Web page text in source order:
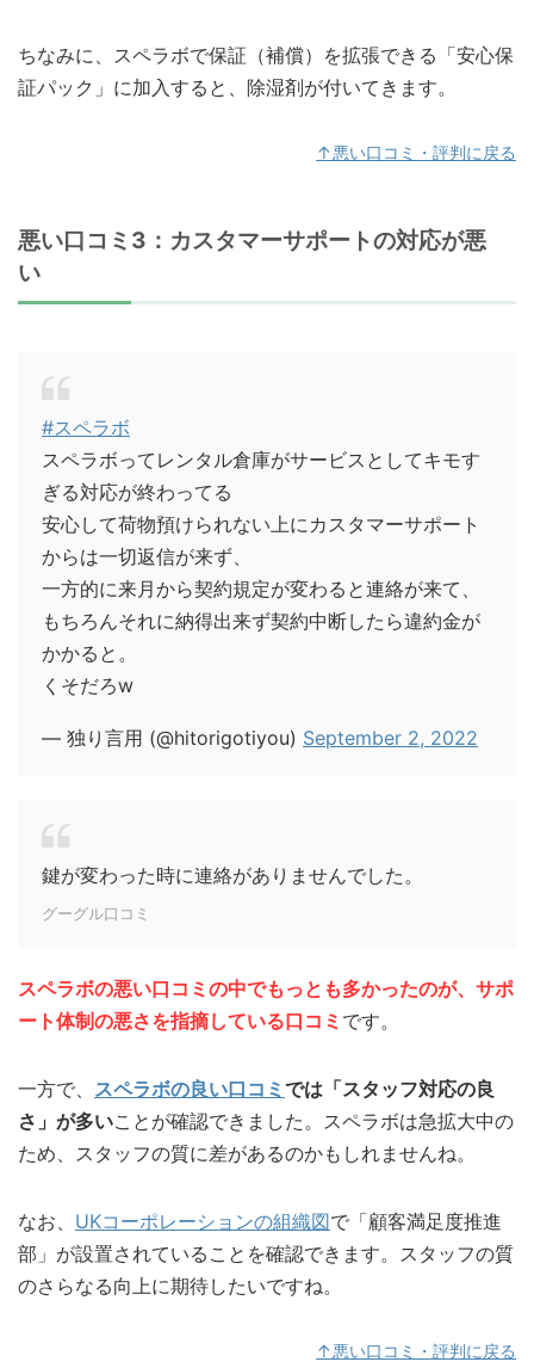
ちなみに、スペラボで保証（補償）を拡張できる「安心保
証パック」に加入すると、除湿剤が付いてきます。
↑悪い口コミ・評判に戻る
悪い口コミ3：カスタマーサポートの対応が悪
い
#スペラボ
スペラボってレンタル倉庫がサービスとしてキモす
ぎる対応が終わってる
安心して荷物預けられない上にカスタマーサポート
からは一切返信が来ず、
一方的に来月から契約規定が変わると連絡が来て、
もちろんそれに納得出来ず契約中断したら違約金が
かかると。
くそだろw
— 独り言用 (@hitorigotiyou) September 2, 2022
鍵が変わった時に連絡がありませんでした。
グーグル口コミ
スペラボの悪い口コミの中でもっとも多かったのが、サポ
ート体制の悪さを指摘している口コミ です。
一方で、 スペラボの良い口コミ では「スタッフ対応の良
さ」が多いことが確認できました。スペラボは急拡大中の
ため、スタッフの質に差があるのかもしれませんね。
なお、 UKコーポレーションの組織図で「顧客満足度推進
部」が設置されていることを確認できます。スタッフの質
のさらなる向上に期待したいですね。
↑悪い口コミ・評判に戻る